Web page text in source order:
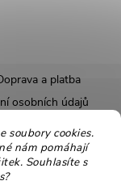
soubory cookies.
nám pomáhají
Souhlasíte s
a platba
osobních údajů
Recepty
Moje objednávka